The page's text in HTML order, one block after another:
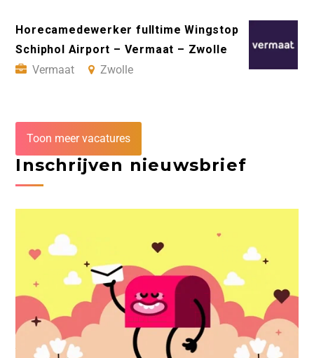
Horecamedewerker fulltime Wingstop
Schiphol Airport – Vermaat – Zwolle
Vermaat
Zwolle
Toon meer vacatures
Inschrijven nieuwsbrief